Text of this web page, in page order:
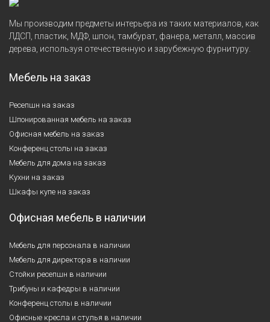
Мы производим предметы интерьера из таких материалов, как
ЛДСП, пластик, МДФ, шпон, тамбурат, фанера, металл, массив
дерева, используя отечественную и зарубежную фурнитуру.
Мебель на заказ
Ресепшн на заказ
Шпонированная мебель на заказ
Офисная мебель на заказ
Конференц столы на заказ
Мебель для дома на заказ
Кухни на заказ
Шкафы купе на заказ
Офисная мебель в наличии
Мебель для персонала в наличии
Мебель для директора в наличии
Стойки ресепшн в наличии
Трибуны и кафедры в наличии
Конференц столы в наличии
Офисные кресла и стулья в наличии